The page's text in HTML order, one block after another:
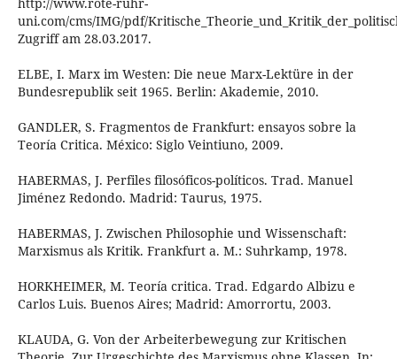
uni.com/cms/IMG/pdf/
Zugriff am 28.03.2017.
ELBE, I. Marx im Westen: Die neue Marx-Lektüre in der
Bundesrepublik seit 1965. Berlin: Akademie, 2010.
GANDLER, S. Fragmentos de Frankfurt: ensayos sobre la
Teoría Critica. México: Siglo Veintiuno, 2009.
HABERMAS, J. Perfiles filosóficos-políticos. Trad. Manuel
Jiménez Redondo. Madrid: Taurus, 1975.
HABERMAS, J. Zwischen Philosophie und Wissenschaft:
Marxismus als Kritik. Frankfurt a. M.: Suhrkamp, 1978.
HORKHEIMER, M. Teoría critica. Trad. Edgardo Albizu e
Carlos Luis. Buenos Aires; Madrid: Amorrortu, 2003.
KLAUDA, G. Von der Arbeiterbewegung zur Kritischen